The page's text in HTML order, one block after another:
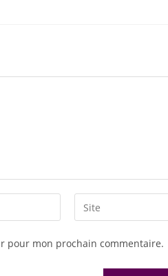
pour mon prochain commentaire.